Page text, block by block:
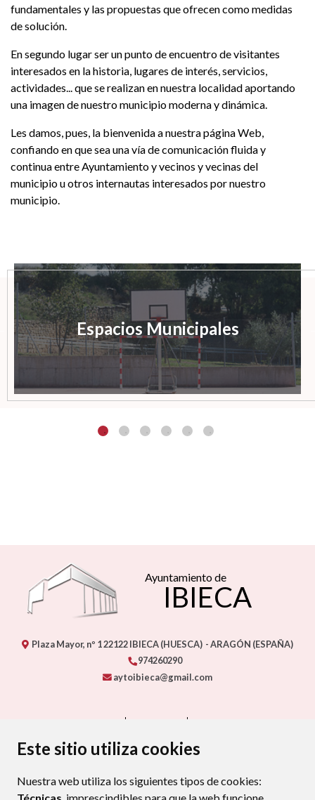
Este sitio utiliza cookies
Nuestra web utiliza los siguientes tipos de cookies:
fundamentales y las propuestas que ofrecen como medidas
de solución.
En segundo lugar ser un punto de encuentro de visitantes
interesados en la historia, lugares de interés, servicios,
actividades... que se realizan en nuestra localidad aportando
una imagen de nuestro municipio moderna y dinámica.
Les damos, pues, la bienvenida a nuestra página Web,
confiando en que sea una vía de comunicación fluida y
continua entre Ayuntamiento y vecinos y vecinas del
municipio u otros internautas interesados por nuestro
municipio.
Espacios Municipales
Ayuntamiento de
IBIECA
Plaza Mayor, nº 122122IBIECA (HUESCA) - ARAGÓN (ESPAÑA)
974260290
aytoibieca@gmail.com
PROTECCIÓN DE DATOS
POLÍTICA DE COOKIES
ENLACE EXTERNO AL